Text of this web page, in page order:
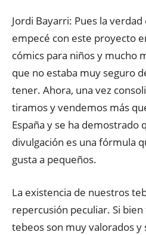
Jordi Bayarri: Pues la
empecé con este proyecto
cómics para niños y mucho
que no estaba muy seguro
tener. Ahora, una vez
tiramos y vendemos más
España y se ha demostrado
divulgación es una fórmula
gusta a pequeños.
La existencia de nuestros
repercusión peculiar. Si
tebeos son muy valorados y